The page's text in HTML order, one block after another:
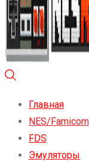
Главная
NES/Famicom
FDS
Эмуляторы